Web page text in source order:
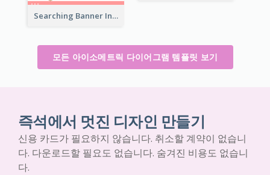
Searching Banner In Book Store Website
모든 아이소메트릭 다이어그램 템플릿 보기
즉석에서 멋진 디자인 만들기
신용 카드가 필요하지 않습니다. 취소할 계약이 없습니
다. 다운로드할 필요도 없습니다. 숨겨진 비용도 없습니
다.